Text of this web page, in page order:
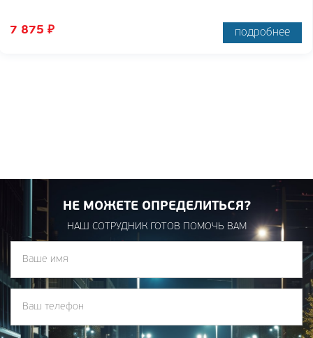
7 875 ₽ подробнее
НЕ МОЖЕТЕ ОПРЕДЕЛИТЬСЯ?
НАШ СОТРУДНИК ГОТОВ ПОМОЧЬ ВАМ